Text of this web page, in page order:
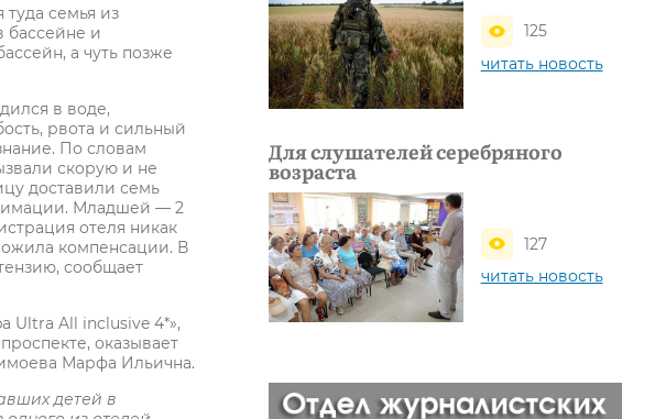
семья из
бассейне и
а чуть позже
в воде,
рвота и сильный
По словам
скорую и не
доставили семь
Младшей — 2
отеля никак
компенсации. В
сообщает
Ultra All inclusive 4*»,
оказывает
Марфа Ильична.
детей в
125
читать новость
Для слушателей серебряного
возраста
127
читать новость